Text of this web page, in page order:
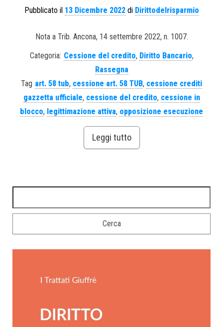
Pubblicato il 13 Dicembre 2022di Dirittodelrisparmio
Nota a Trib. Ancona, 14 settembre 2022, n. 1007.
Categoria: Cessione del credito, Diritto Bancario,
Rassegna
Tag art. 58 tub, cessione art. 58 TUB, cessione crediti
gazzetta ufficiale, cessione del credito, cessione in
blocco, legittimazione attiva, opposizione esecuzione
Leggi tutto